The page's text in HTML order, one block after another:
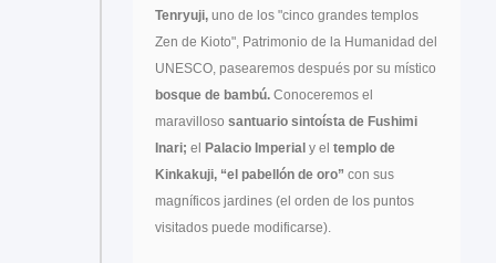
Tenryuji, uno de los "cinco grandes templos
Zen de Kioto", Patrimonio de la Humanidad del
UNESCO, pasearemos después por su místico
bosque de bambú. Conoceremos el
maravilloso santuario sintoísta de Fushimi
Inari; el Palacio Imperial y el templo de
Kinkakuji, “el pabellón de oro” con sus
magníficos jardines (el orden de los puntos
visitados puede modificarse).